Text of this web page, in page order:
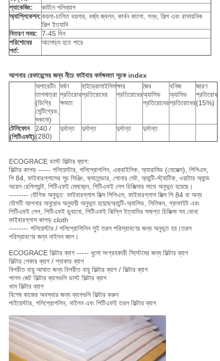
প্যাকেজিং:
কার্টনে পলিব্যাগ
অ্যাপ্লিকেশন:কয়লা-চালিত বয়লার, বর্জ্য জ্বলন, কার্বন কালো, গন্ধ, শিল্প এবং রাসায়নিক
শিল্প ইত্যাদি
বিতরণ সময়:
7-45 দিন
পরিশোধের
শর্ত:
আলোচ্য হতে পারে
আপনার রেফারেন্সের জন্য নীচে ফাইবার কর্মক্ষমতা সূচক index
অপারেটিং
তাপমাত্রা
(ডিগ্রি
সেন্টিগ্রেড,
শুকনো)
ঘর্ষণ
প্রতিরোধ
ক্ষমতা
হাইড্রোলাইসিস
প্রতিরোধের
ক্ষার
প্রতিরোধের
জৈব
অ্যাসিড
প্রতিরোধের
খনিজ
অ্যাসিড
প্রতিরোধের
জারণ
প্রতিরোধ
(15%)
টেলিফোন
(পিটিএফই)
240 /
(280)
দুর্দান্ত দুর্দান্ত দুর্দান্ত দুর্দান্ত
ECOGRACE ডাস্ট ফিল্টার ব্যাগ:
ফিল্টার কাপড় ----- পলিয়েস্টার, পলিপ্রোপলিন, এক্রাইলিক, অ্যারামিড (নোমেক্স), পিপিএস,
পি 84, ফাইবারগ্লাসের সুচ সিঞ্জিং, ক্যালেন্ডার, শোনার সেট, অ্যান্টি-স্ট্যাটিক, ওয়াটার অ্যান্ড
অয়েল রেপিল্যান্ট, পিটিএফই মেমব্রেন, পিটিএফই লেপ চিকিত্সার সাথে অনুভূত হয়েছে।
-------- যৌগিক অনুভূত: ফাইবারগ্লাস মিক্স পিপিএস, ফাইবারগ্লাস মিক্স পি 84 বা অন্য
যৌগটি আপনার অনুরোধ অনুযায়ী অনুভূত হয়েছেঅ্যান্টি-অ্যাসিড, সিলিকন, গ্রাফাইট এবং
পিটিএফই লেপ, পিটিএফই ডুবানো, পিটিএফই ঝিল্লি ইত্যাদির সমাপ্ত চিকিত্সা সহ বোনা
ফাইবারগ্লাস কাপড় cloth
-------- পলিয়েস্টার / পলিপ্রোপিলিন সুই তরল পরিস্রাবণের জন্য অনুভূত হয়।তরল
পরিস্রাবণের জন্য নাইলন জাল।
ECOGRACE ফিল্টার ব্যাগ ----- ধুলো সংগ্রহকারী সিস্টেমের জন্য ফিল্টার ব্যাগ
ফিল্টার শেকার ব্যাগ / শ্যাকার ব্যাগ
বিপরীত বায়ু আঘাত জন্য বিপরীত বায়ু ফিল্টার ব্যাগ / ফিল্টার ব্যাগ
পালস জেট ফিল্টার ব্যাগগুলি ডাস্ট ফিল্টার ব্যাগ
খাম ফিল্টার ব্যাগ
বিশেষ কাজের অবস্থার জন্য ব্যাগগুলি ফিল্টার করুন
পাইয়েস্টার, পলিপ্রোপলিন, নাইলন এবং পিটিএফই তরল ফিল্টার ব্যাগ